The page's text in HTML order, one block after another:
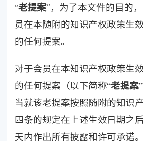
“老提案”，为了本文件的目的，
员在本随附的知识产权政策生
的任何提案。
对于会员在本知识产权政策生
的任何提案（以下简称“老提案
当就该老提案按照随附的知识
四条的规定在上述生效日期之后
天内作出所有披露和许可承诺